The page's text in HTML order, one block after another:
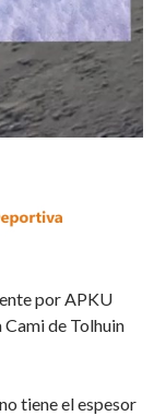
por APKU
Cami de Tolhuin
tiene el espesor